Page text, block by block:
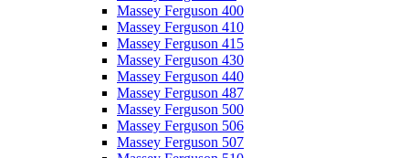
Massey Ferguson 400
Massey Ferguson 410
Massey Ferguson 415
Massey Ferguson 430
Massey Ferguson 440
Massey Ferguson 487
Massey Ferguson 500
Massey Ferguson 506
Massey Ferguson 507